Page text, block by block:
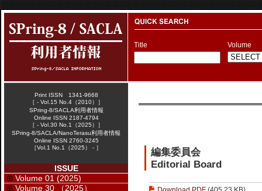
Title Volume
編集委員会
Editorial Board
Print ISSN 1341-9668
［ - Vol.15 No.4（2010）］
SPring-8/SACLA利用者情報
Online ISSN 2187-4794
［ - Vol.30 No.1（2025）］
SPring-8/SACLA/NanoTerasu利用者情報
Online ISSN 2760-3245
［Vol.1 No.1（2025） - ］
ISSUE
Volume 01 (2025)
Volume 30 （2025）